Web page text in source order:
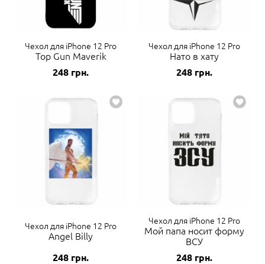
Чехол для iPhone 12 Pro
Top Gun Maverik
248 грн.
Чехол для iPhone 12 Pro
Нато в хату
248 грн.
Чехол для iPhone 12 Pro
Angel Billy
248 грн.
Чехол для iPhone 12 Pro
Мой папа носит форму
ВСУ
248 грн.